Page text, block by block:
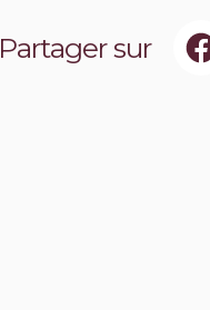
Partager sur